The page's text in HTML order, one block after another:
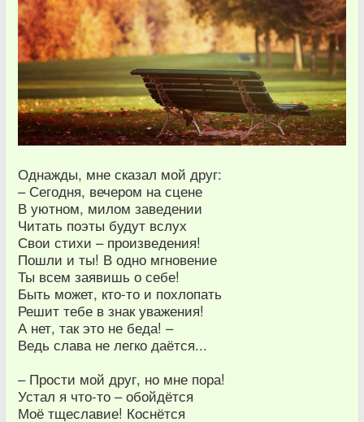
Однажды, мне сказал мой друг:
– Сегодня, вечером на сцене
В уютном, милом заведении
Читать поэты будут вслух
Свои стихи – произведения!
Пошли и ты! В одно мгновение
Ты всем заявишь о себе!
Быть может, кто-то и похлопать
Решит тебе в знак уважения!
А нет, так это не беда! –
Ведь слава не легко даётся...
– Прости мой друг, но мне пора!
Устал я что-то – обойдётся
Моё тщеславие! Коснётся